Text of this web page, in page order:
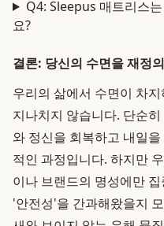
Q4: Sleepus 매트리스
요?
결론: 당신의 수면을 재정
우리의 삶에서 수면이 차
지나치지 않습니다. 단순
와 정신을 회복하고 내일
적인 과정입니다. 하지만
이나 브랜드의 명성에만
'안전성'을 간과해왔을지